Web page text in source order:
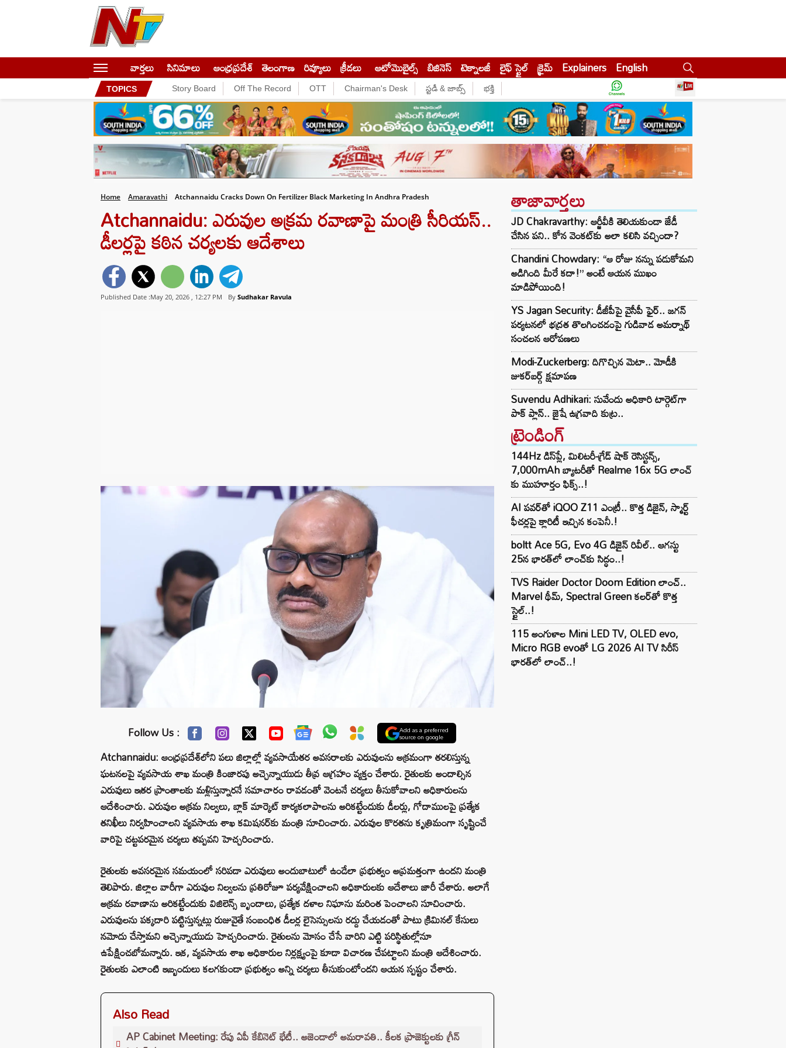
వార్తలు సినిమాలు ఆంధ్రప్రదేశ్ తెలంగాణ రివ్యూలు క్రీడలు ఆటోమొబైల్స్ బిజినెస్‌ టెక్నాలజీ లైఫ్ స్టైల్ క్రైమ్ Explainers English
TOPICS Story Board Off The Record OTT Chairman's Desk స్టడీ & జాబ్స్ భక్తి
Home Amaravathi Atchannaidu Cracks Down On Fertilizer Black Marketing In Andhra Pradesh
Atchannaidu: ఎరువుల అక్రమ రవాణాపై మంత్రి సీరియస్..
డీలర్లపై కఠిన చర్యలకు ఆదేశాలు
Published Date :May 20, 2026 , 12:27 PM By Sudhakar Ravula
Follow Us : Add as a preferred
source on google
Atchannaidu: ఆంధ్రప్రదేశ్‌లోని పలు జిల్లాల్లో వ్యవసాయేతర అవసరాలకు ఎరువులను అక్రమంగా తరలిస్తున్న
ఘటనలపై వ్యవసాయ శాఖ మంత్రి కింజారపు అచ్చెన్నాయుడు తీవ్ర ఆగ్రహం వ్యక్తం చేశారు. రైతులకు అందాల్సిన
ఎరువులు ఇతర ప్రాంతాలకు మళ్లిస్తున్నారనే సమాచారం రావడంతో వెంటనే చర్యలు తీసుకోవాలని అధికారులను
ఆదేశించారు. ఎరువుల అక్రమ నిల్వలు, బ్లాక్ మార్కెట్ కార్యకలాపాలను అరికట్టేందుకు డీలర్లు, గోదాములపై ప్రత్యేక
తనిఖీలు నిర్వహించాలని వ్యవసాయ శాఖ కమిషనర్‌కు మంత్రి సూచించారు. ఎరువుల కొరతను కృత్రిమంగా సృష్టించే
వారిపై చట్టపరమైన చర్యలు తప్పవని హెచ్చరించారు.
రైతులకు అవసరమైన సమయంలో సరిపడా ఎరువులు అందుబాటులో ఉండేలా ప్రభుత్వం అప్రమత్తంగా ఉందని మంత్రి
తెలిపారు. జిల్లాల వారీగా ఎరువుల నిల్వలను ప్రతిరోజూ పర్యవేక్షించాలని అధికారులకు ఆదేశాలు జారీ చేశారు. అలాగే
అక్రమ రవాణాను అరికట్టేందుకు విజిలెన్స్ బృందాలు, ప్రత్యేక దళాల నిఘాను మరింత పెంచాలని సూచించారు.
ఎరువులను పక్కదారి పట్టిస్తున్నట్లు రుజువైతే సంబంధిత డీలర్ల లైసెన్సులను రద్దు చేయడంతో పాటు క్రిమినల్ కేసులు
నమోదు చేస్తామని అచ్చెన్నాయుడు హెచ్చరించారు. రైతులను మోసం చేసే వారిని ఎట్టి పరిస్థితుల్లోనూ
ఉపేక్షించబోమన్నారు. ఇక, వ్యవసాయ శాఖ అధికారుల నిర్లక్ష్యంపై కూడా విచారణ చేపట్టాలని మంత్రి ఆదేశించారు.
రైతులకు ఎలాంటి ఇబ్బందులు కలగకుండా ప్రభుత్వం అన్ని చర్యలు తీసుకుంటోందని ఆయన స్పష్టం చేశారు.
Also Read
AP Cabinet Meeting: రేపు ఏపీ కేబినెట్ భేటీ.. అజెండాలో అమరావతి.. కీలక ప్రాజెక్టులకు గ్రీన్
తాజావార్తలు
JD Chakravarthy: ఆర్జీవీకి తెలియకుండా జేడీ
చేసిన పని.. కోన వెంకట్‌కు అలా కలిసి వచ్చిందా?
Chandini Chowdary: “ఆ రోజు నన్ను పడుకోమని
అడిగింది మీరే కదా!” అంటే ఆయన ముఖం
మాడిపోయింది!
YS Jagan Security: డీజీపీపై వైసీపీ ఫైర్.. జగన్
పర్యటనలో భద్రత తొలగించడంపై గుడివాడ అమర్నాథ్
సంచలన ఆరోపణలు
Modi-Zuckerberg: దిగొచ్చిన మెటా.. మోడీకి
జుకర్‌బర్గ్ క్షమాపణ
Suvendu Adhikari: సువేందు అధికారి టార్గెట్‌గా
పాక్ ప్లాన్.. జైషే ఉగ్రవాది కుట్ర..
ట్రెండింగ్‌
144Hz డిస్‌ప్లే, మిలిటరీ-గ్రేడ్ షాక్ రెసిస్టన్స్,
7,000mAh బ్యాటరీతో Realme 16x 5G లాంచ్
కు ముహూర్తం ఫిక్స్..!
AI పవర్‌తో iQOO Z11 ఎంట్రీ.. కొత్త డిజైన్, స్మార్ట్
ఫీచర్లపై క్లారిటీ ఇచ్చిన కంపెనీ.!
boltt Ace 5G, Evo 4G డిజైన్ రివీల్.. ఆగస్టు
25న భారత్‌లో లాంచ్‌కు సిద్ధం..!
TVS Raider Doctor Doom Edition లాంచ్..
Marvel థీమ్, Spectral Green కలర్‌తో కొత్త
స్టైల్..!
115 అంగుళాల Mini LED TV, OLED evo,
Micro RGB evoతో LG 2026 AI TV సిరీస్
భారత్‌లో లాంచ్..!